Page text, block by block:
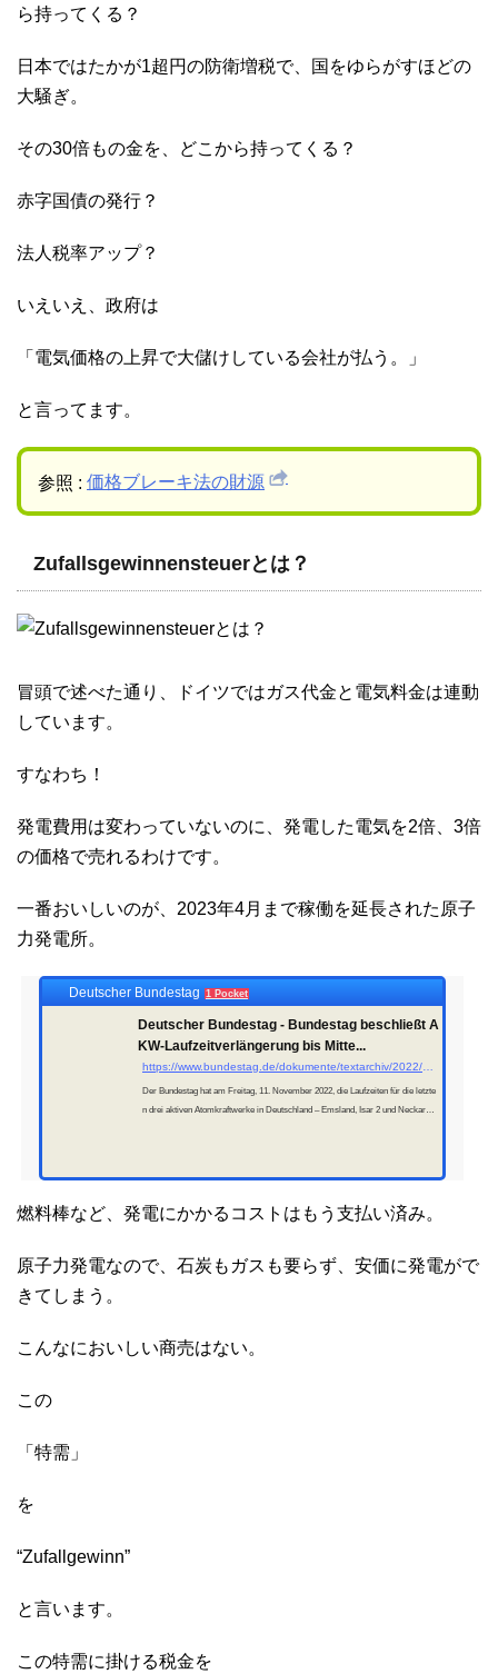
ら持ってくる？
日本ではたかが1超円の防衛増税で、国をゆらがすほどの
大騒ぎ。
その30倍もの金を、どこから持ってくる？
赤字国債の発行？
法人税率アップ？
いえいえ、政府は
「電気価格の上昇で大儲けしている会社が払う。」
と言ってます。
参照 : 価格ブレーキ法の財源
Zufallsgewinnensteuerとは？
冒頭で述べた通り、ドイツではガス代金と電気料金は連動
しています。
すなわち！
発電費用は変わっていないのに、発電した電気を2倍、3倍
の価格で売れるわけです。
一番おいしいのが、2023年4月まで稼働を延長された原子
力発電所。
Deutscher Bundestag 1 Pocket
Deutscher Bundestag - Bundestag beschließt A
KW-Laufzeitverlängerung bis Mitte...
https://www.bundestag.de/dokumente/textarchiv/2022/kw45-de-atomgesetz-freitag-917474
Der Bundestag hat am Freitag, 11. November 2022, die Laufzeiten für die letzte
n drei aktiven Atomkraftwerke in Deutschland – Emsland, Isar 2 und Neckarwe
燃料棒など、発電にかかるコストはもう支払い済み。
原子力発電なので、石炭もガスも要らず、安価に発電がで
きてしまう。
こんなにおいしい商売はない。
この
「特需」
を
“Zufallgewinn”
と言います。
この特需に掛ける税金を